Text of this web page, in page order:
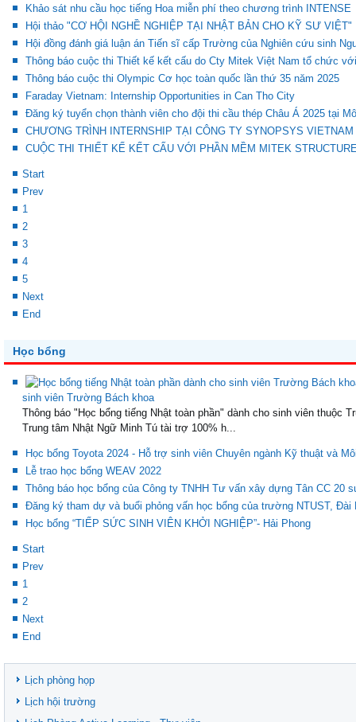
Khảo sát nhu cầu học tiếng Hoa miễn phí theo chương trình INTENSE
Hội thảo "CƠ HỘI NGHỀ NGHIỆP TẠI NHẬT BẢN CHO KỸ SƯ VIỆT"
Hội đồng đánh giá luận án Tiến sĩ cấp Trường của Nghiên cứu sinh
Thông báo cuộc thi Thiết kế kết cấu do Cty Mitek Việt Nam tổ chức
Thông báo cuộc thi Olympic Cơ học toàn quốc lần thứ 35 năm 2025
Faraday Vietnam: Internship Opportunities in Can Tho City
Đăng ký tuyển chọn thành viên cho đội thi cầu thép Châu Á 2025 tại
CHƯƠNG TRÌNH INTERNSHIP TẠI CÔNG TY SYNOPSYS VIETNAM
CUỘC THI THIẾT KẾ KẾT CẤU VỚI PHẦN MỀM MITEK
Start
Prev
1
2
3
4
5
Next
End
Học bổng
sinh viên Trường Bách khoa
Thông báo "Học bổng tiếng Nhật toàn phần" dành cho sinh viên thuộc
Trung tâm Nhật Ngữ Minh Tú tài trợ 100% h...
Học bổng Toyota 2024 - Hỗ trợ sinh viên Chuyên ngành Kỹ thuật và
Lễ trao học bổng WEAV 2022
Thông báo học bổng của Công ty TNHH Tư vấn xây dựng Tân CC 20
Đăng ký tham dự và buổi phỏng vấn học bổng của trường NTUST, Đài
Học bổng “TIẾP SỨC SINH VIÊN KHỞI NGHIỆP”- Hải Phong
Start
Prev
1
2
Next
End
Lịch phòng họp
Lịch hội trường